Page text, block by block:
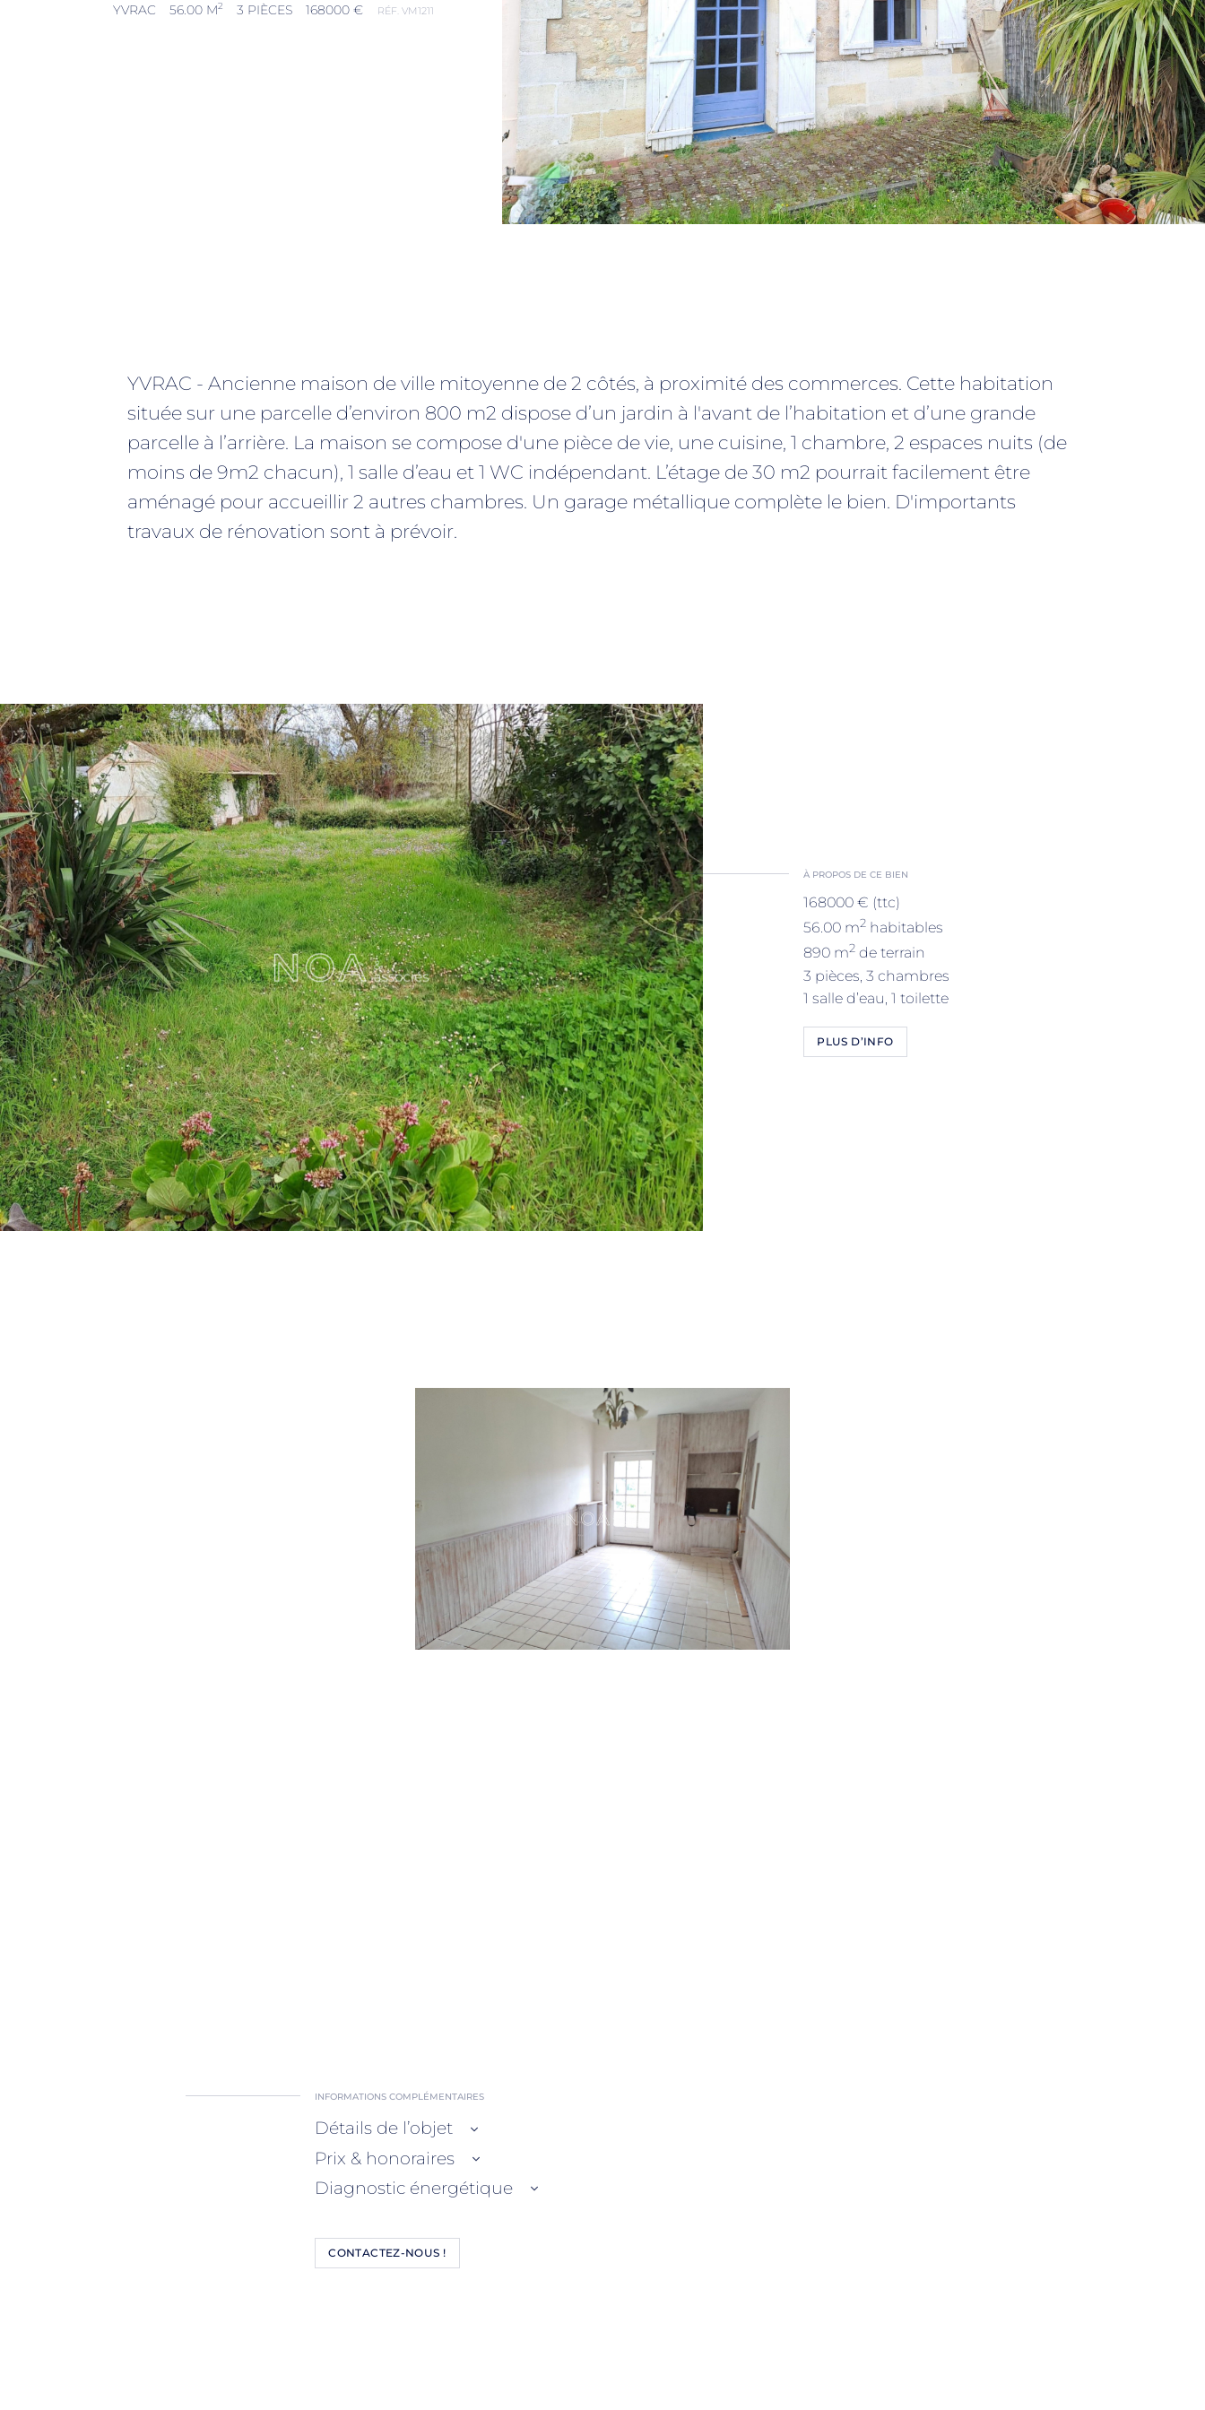
YVRAC 56.00 M2 3 PIÈCES 168000 € RÉF. VM1211
YVRAC - Ancienne maison de ville mitoyenne de 2 côtés, à proximité des commerces. Cette habitation
située sur une parcelle d’environ 800 m2 dispose d’un jardin à l'avant de l’habitation et d’une grande
parcelle à l’arrière. La maison se compose d'une pièce de vie, une cuisine, 1 chambre, 2 espaces nuits (de
moins de 9m2 chacun), 1 salle d’eau et 1 WC indépendant. L’étage de 30 m2 pourrait facilement être
aménagé pour accueillir 2 autres chambres. Un garage métallique complète le bien. D'importants
travaux de rénovation sont à prévoir.
À PROPOS DE CE BIEN
168000 € (ttc)
56.00 m2 habitables
890 m2 de terrain
3 pièces, 3 chambres
1 salle d’eau, 1 toilette
PLUS D’INFO
INFORMATIONS COMPLÉMENTAIRES
Détails de l’objet
Prix & honoraires
Diagnostic énergétique
CONTACTEZ-NOUS !